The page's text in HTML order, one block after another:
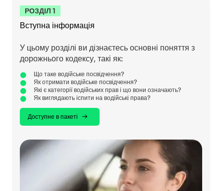
РОЗДІЛ 1
Вступна інформація
У цьому розділі ви дізнаєтесь основні поняття з
дорожнього кодексу, такі як:
Що таке водійське посвідчення?
Як отримати водійське посвідчення?
Які є категорії водійських прав і що вони означають?
Як виглядають іспити на водійські права?
Доступне в пакеті